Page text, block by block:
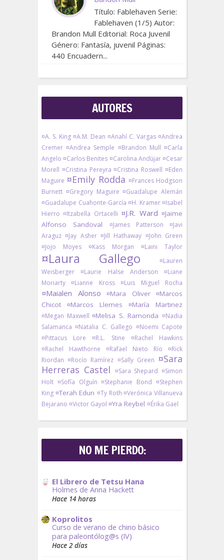
Título: Fablehaven Serie:
Fablehaven (1/5) Autor:
Brandon Mull Editorial: Roca Juvenil
Género: Fantasía, juvenil Páginas:
440 Encuadern...
AUTORES
¤A. S. King ¤A.M. Dean ¤Anahí C. Vargas ¤Andrea
Cremer ¤Andrea Semple ¤Brandon Mull ¤Carla
Angelo ¤Carlos Benites ¤Carolina Andújar ¤Cesar
Morell ¤Cristina Pereyra ¤Cristina Roswell ¤Eden
Maguire ¤Emily Rodda ¤Frances Hodgson
Burnett ¤Gregory Maguire ¤Guadalupe Alemán
¤Guadalupe Cuahonte-García ¤H. Kramer ¤Isabel
Hierro ¤Itzabella Ortacelli ¤J.R. Ward ¤Jaime
Alfonso Sandoval
¤James Patterson
¤Javi
Araguz ¤Jay Asher ¤Jill Hathaway ¤John Green
¤Jojo Moyes
¤Kass Morgan ¤Laini Taylor
¤Laura Gallego
¤Lauren
Weisberger
¤Laurie Halse Anderson
¤Liane
Moriarty
¤Lianne Kross ¤Luis Miguel Rocha
¤Maialen Alonso ¤Mara Oliver
¤Marcos
Chicot
¤Marcos Llemes ¤María Martinez
¤Megan Maxwell ¤Melisa S. Ramonda ¤Nadia
Salamanca ¤Natalia C. Gallego ¤Noemi Capote
¤Pittacus Lore
¤R.L. Stine
¤Rachel Hawkins
¤Rachel Hawthorne
¤Rafael Nieto Río
¤Rick
Riordan ¤Rocío Ramírez ¤Sally Green ¤Sara
Herreras Castel
¤Sara Shepard ¤Simon
Holt ¤Sofía Olguín ¤Stephanie Bond ¤Stephen
King ¤Terah Edun ¤Ty Roth ¤Verónica Villanueva
Bejarano ¤Victor Gayol ¤Yra Reybel ¤Érika Gael
NO ME PIERDO:
El Librero de Tetsu Hana
Holmes de Anna Hackett
Hace 14 horas
Koprolitos
Curso de verano de chino básico
para paleontólog@s (IV)
Hace 2 días